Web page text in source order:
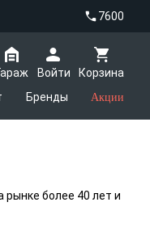
7600
Корзина
Войти
Бренды Акции
более 40 лет и